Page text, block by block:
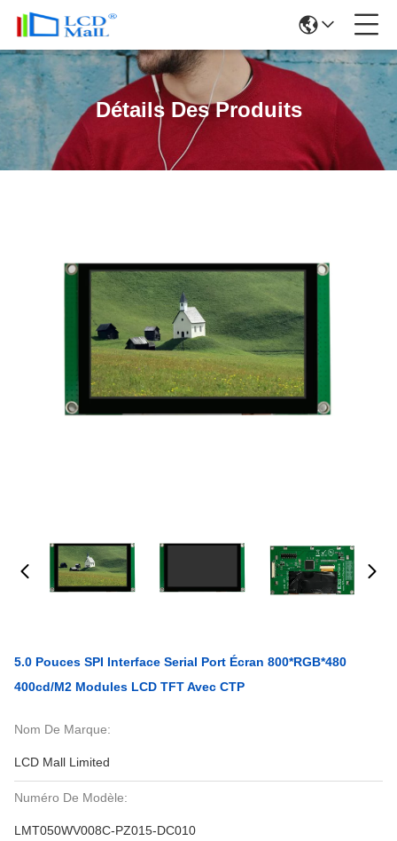
Détails Des Produits
5.0 Pouces SPI Interface Serial Port Écran 800*RGB*480
400cd/m2 Modules LCD TFT Avec CTP
Nom De Marque:
LCD Mall Limited
Numéro De Modèle:
LMT050WV008C-PZ015-DC010